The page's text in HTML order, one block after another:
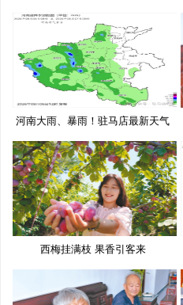
河南大雨、暴雨！驻马店最新天气
预
西梅挂满枝 果香引客来